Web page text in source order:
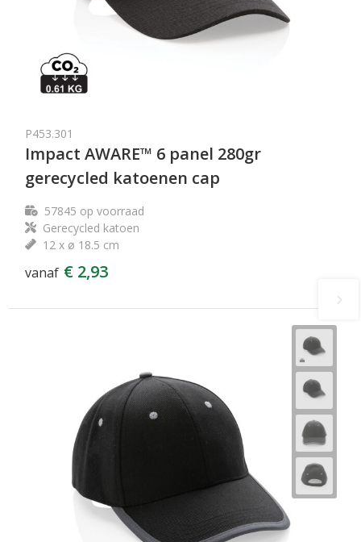
P453.301
Impact AWARE™ 6 panel 280gr
gerecycled katoenen cap
57845 op voorraad
Gerecycled katoen
12 x ø 18.5 cm
vanaf € 2,93